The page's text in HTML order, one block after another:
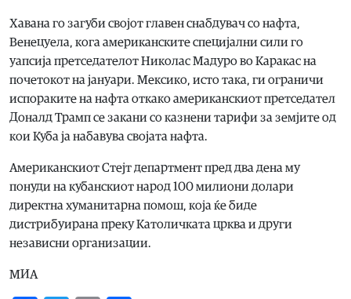
Хавана го загуби својот главен снабдувач со нафта,
Венецуела, кога американските специјални сили го
уапсија претседателот Николас Мадуро во Каракас на
почетокот на јануари. Мексико, исто така, ги ограничи
испораките на нафта откако американскиот претседател
Доналд Трамп се закани со казнени тарифи за земјите од
кои Куба ја набавува својата нафта.
Американскиот Стејт департмент пред два дена му
понуди на кубанскиот народ 100 милиони долари
директна хуманитарна помош, која ќе биде
дистрибуирана преку Католичката црква и други
независни организации.
МИА